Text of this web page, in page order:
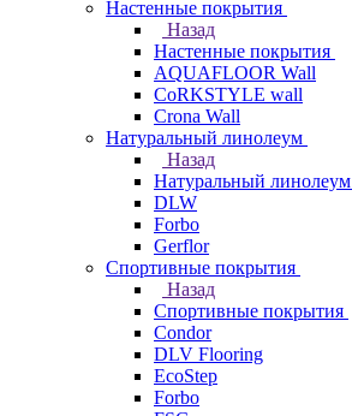
Настенные покрытия
Назад
Настенные покрытия
AQUAFLOOR Wall
CoRKSTYLE wall
Crona Wall
Натуральный линолеум
Назад
Натуральный линолеум
DLW
Forbo
Gerflor
Спортивные покрытия
Назад
Спортивные покрытия
Condor
DLV Flooring
EcoStep
Forbo